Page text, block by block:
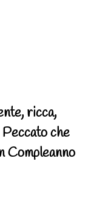
ricca,
Peccato che
Compleanno